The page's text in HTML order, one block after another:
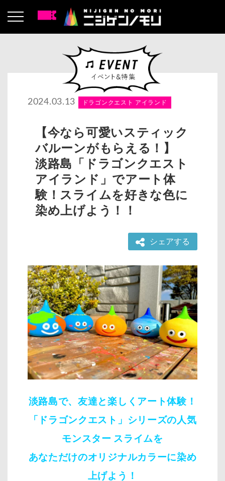
2024.03.13 ドラゴンクエスト アイランド
【今なら可愛いスティック
バルーンがもらえる！】
淡路島「ドラゴンクエスト
アイランド」でアート体
験！スライムを好きな色に
染め上げよう！！
シェアする
淡路島で、友達と楽しくアート体験！
「ドラゴンクエスト」シリーズの人気
モンスター スライムを
あなただけのオリジナルカラーに染め
上げよう！